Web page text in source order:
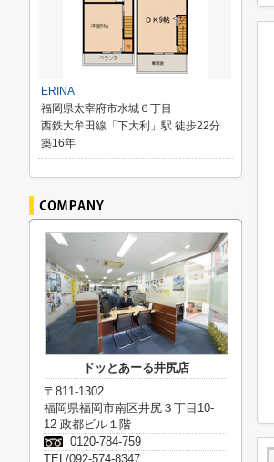
ERINA
福岡県太宰府市水城６丁目
西鉄大牟田線「下大利」駅 徒歩22分
築16年
ドッとあーる井尻店
〒811-1302
福岡県福岡市南区井尻３丁目10-
12 政都ビル１階
0120-784-759
TEL/092-574-8347